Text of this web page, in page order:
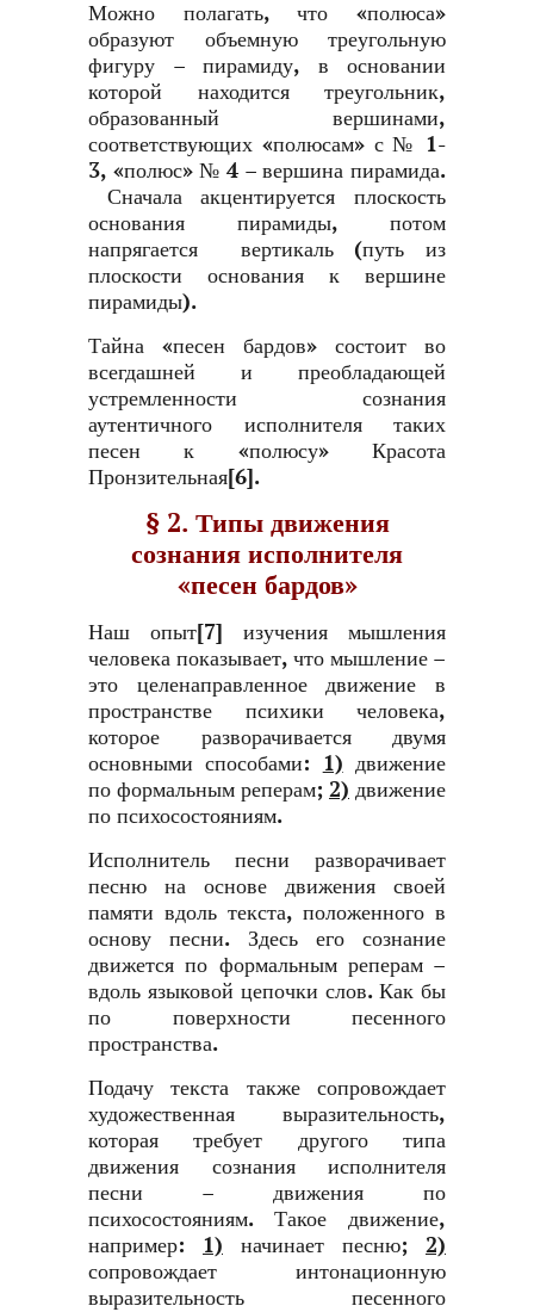
Можно полагать, что «полюса»
образуют объемную треугольную
фигуру – пирамиду, в основании
которой находится треугольник,
образованный вершинами,
соответствующих «полюсам» с № 1-
3, «полюс» № 4 – вершина пирамида.
Сначала акцентируется плоскость
основания пирамиды, потом
напрягается вертикаль (путь из
плоскости основания к вершине
пирамиды).
Тайна «песен бардов» состоит во
всегдашней и преобладающей
устремленности сознания
аутентичного исполнителя таких
песен к «полюсу» Красота
Пронзительная[6].
§ 2. Типы движения
сознания исполнителя
«песен бардов»
Наш опыт[7] изучения мышления
человека показывает, что мышление –
это целенаправленное движение в
пространстве психики человека,
которое разворачивается двумя
основными способами: 1) движение
по формальным реперам; 2) движение
по психосостояниям.
Исполнитель песни разворачивает
песню на основе движения своей
памяти вдоль текста, положенного в
основу песни. Здесь его сознание
движется по формальным реперам –
вдоль языковой цепочки слов. Как бы
по поверхности песенного
пространства.
Подачу текста также сопровождает
художественная выразительность,
которая требует другого типа
движения сознания исполнителя
песни – движения по
психосостояниям. Такое движение,
например: 1) начинает песню; 2)
сопровождает интонационную
выразительность песенного